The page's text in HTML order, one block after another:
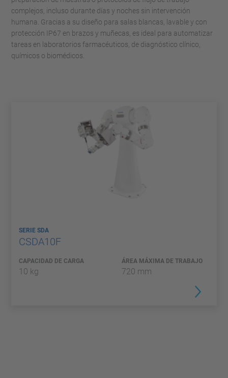
complejos, incluso durante días y noches sin intervención
humana. Gracias a su diseño para salas blancas, lavable y con
protección IP67 en brazos y muñecas, es ideal para automatizar
tareas en laboratorios farmacéuticos, de diagnóstico clínico,
químicos o biomédicos.
SERIE SDA
CSDA10F
CAPACIDAD DE CARGA
10 kg
ÁREA MÁXIMA DE TRABAJO
720 mm